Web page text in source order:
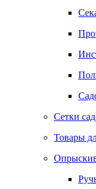
Сетки
Товары